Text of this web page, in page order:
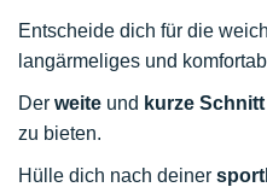
Entscheide dich für die
langärmeliges und
Der weite und kurze Schnitt
zu bieten.
Hülle dich nach deiner